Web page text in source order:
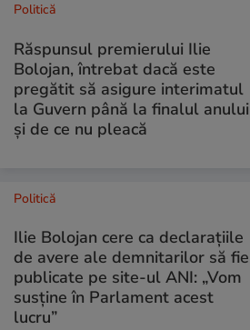
Politică
Răspunsul premierului Ilie
Bolojan, întrebat dacă este
pregătit să asigure interimatul
la Guvern până la finalul anului
și de ce nu pleacă
Politică
Ilie Bolojan cere ca declarațiile
de avere ale demnitarilor să fie
publicate pe site-ul ANI: „Vom
susține în Parlament acest
lucru”